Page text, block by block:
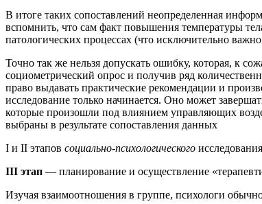
В итоге таких сопоставлений неопределенная
вспомнить, что сам факт повышения температуры
патологических процессах (что исключительно
Точно так же нельзя допускать ошибку, которая, к
социометрический опрос и получив ряд
право выдавать практические рекомендации и
исследование только начинается. Оно может
которые произошли под влиянием управляющих
выбраны в результате сопоставления данных
I и II этапов социально-психологического
III этап — планирование и осуществление
Изучая взаимоотношения в группе, психологи